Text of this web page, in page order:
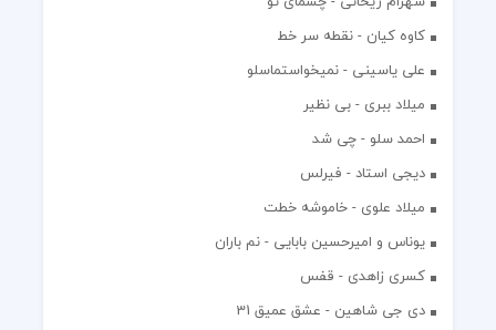
کاوه کیان - نقطه سر خط
علی یاسینی - نمیخواستماسلو
میلاد ببری - بی نظیر
احمد سلو - چی شد
دیجی استاد - فیرلس
میلاد علوی - خاموشه خطت
یوناس و امیرحسین بابایی - نم باران
کسری زاهدی - قفس
دی جی شاهین - عشق عمیق 31